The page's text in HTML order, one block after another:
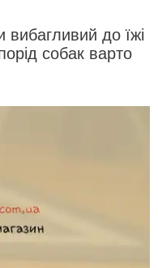
до їжі
собак варто